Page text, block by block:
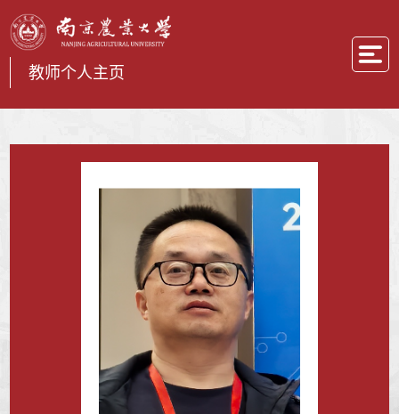
教师个人主页